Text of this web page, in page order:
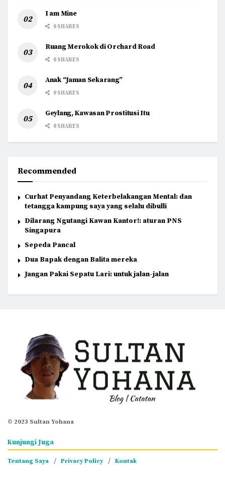
I am Mine
0 SHARES
Ruang Merokok di Orchard Road
0 SHARES
Anak “Jaman Sekarang”
0 SHARES
Geylang, Kawasan Prostitusi Itu
0 SHARES
Recommended
Curhat Penyandang Keterbelakangan Mental: dan
tetangga kampung saya yang selalu dibulli
Dilarang Ngutangi Kawan Kantor!: aturan PNS
Singapura
Sepeda Pancal
Dua Bapak dengan Balita mereka
Jangan Pakai Sepatu Lari: untuk jalan-jalan
© 2023 Sultan Yohana
Kunjungi Juga
Tentang Saya Privacy Policy Kontak